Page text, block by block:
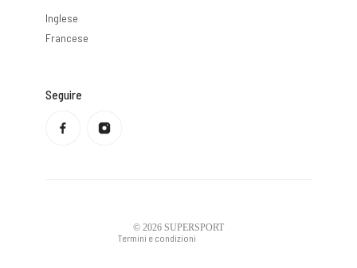
Inglese
Francese
Seguire
© 2026 SUPERSPORT
Termini e condizioni
Informativa sulla privacy
Politica di rimborso